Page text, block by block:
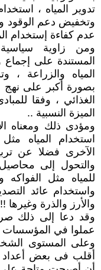
تدوير المياه ،
وتخفيض دعم الوقود
عدم كفاءة إستخدام
ومن زاوية سياسية
المستندة على
المياه والزراعة ،
بصورة أكبر على نهج
الغذائي ، وفقا
الميزة النسبية ..
ومؤدى ذلك ومعناه
استخدام المياه
الآخرى فضلا عن
والتحول إلى
للمياه مثل
واستخدام عائد
والأرز والذرة وغيرها !!
وقد دعا إلى ذلك
عملوا في المؤسسات
وعلى المستوى
أقلب فى بعض أعداد